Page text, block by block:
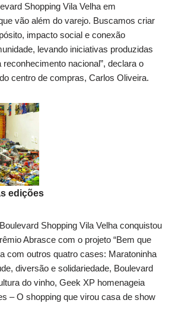
Shopping Vila Velha em
vão além do varejo. Buscamos criar
impacto social e conexão
levando iniciativas produzidas
nacional”, declara o
centro de compras, Carlos Oliveira.
edições
Shopping Vila Velha conquistou
Abrasce com o projeto “Bem que
com outros quatro cases: Maratoninha
diversão e solidariedade, Boulevard
do vinho, Geek XP homenageia
– O shopping que virou casa de show